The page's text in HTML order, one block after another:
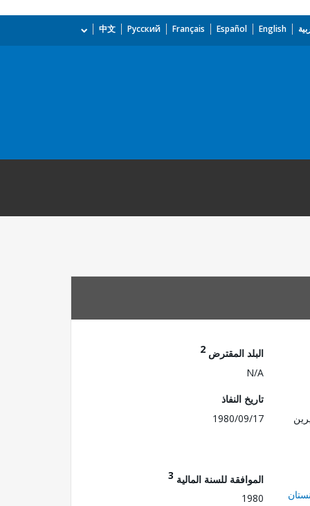
English
Español
Français
Русский
中文
البلد المقترض 2
N/A
تاريخ النفاذ
1980/09/17
الموافقة للسنة المالية 3
1980